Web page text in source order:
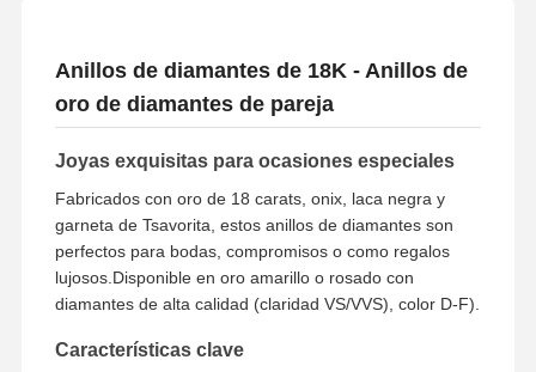
Anillos de diamantes de 18K - Anillos de
oro de diamantes de pareja
Joyas exquisitas para ocasiones especiales
Fabricados con oro de 18 carats, onix, laca negra y
garneta de Tsavorita, estos anillos de diamantes son
perfectos para bodas, compromisos o como regalos
lujosos.Disponible en oro amarillo o rosado con
diamantes de alta calidad (claridad VS/VVS), color D-F).
Características clave